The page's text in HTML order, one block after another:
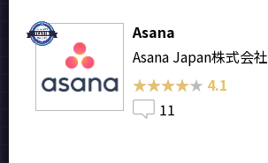
Asana
Asana Japan株式会社
★★★★★
★★★★★ 4.1
11